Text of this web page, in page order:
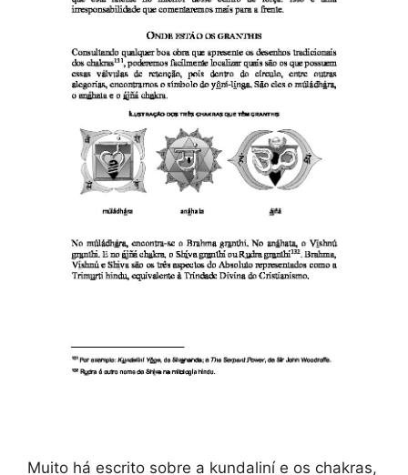
Muito há escrito sobre a kundaliní e os chakras,